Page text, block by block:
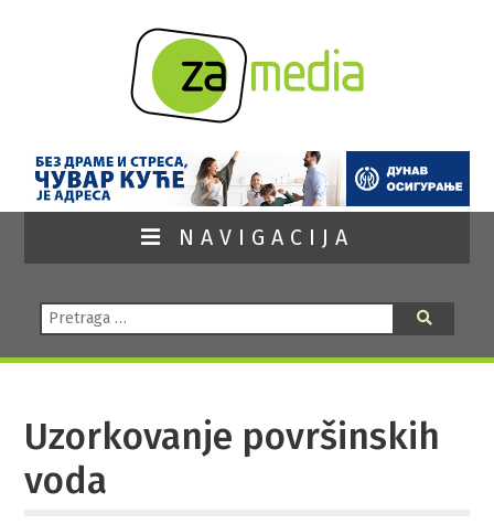
NAVIGACIJA
Pretraga:
Uzorkovanje površinskih
voda